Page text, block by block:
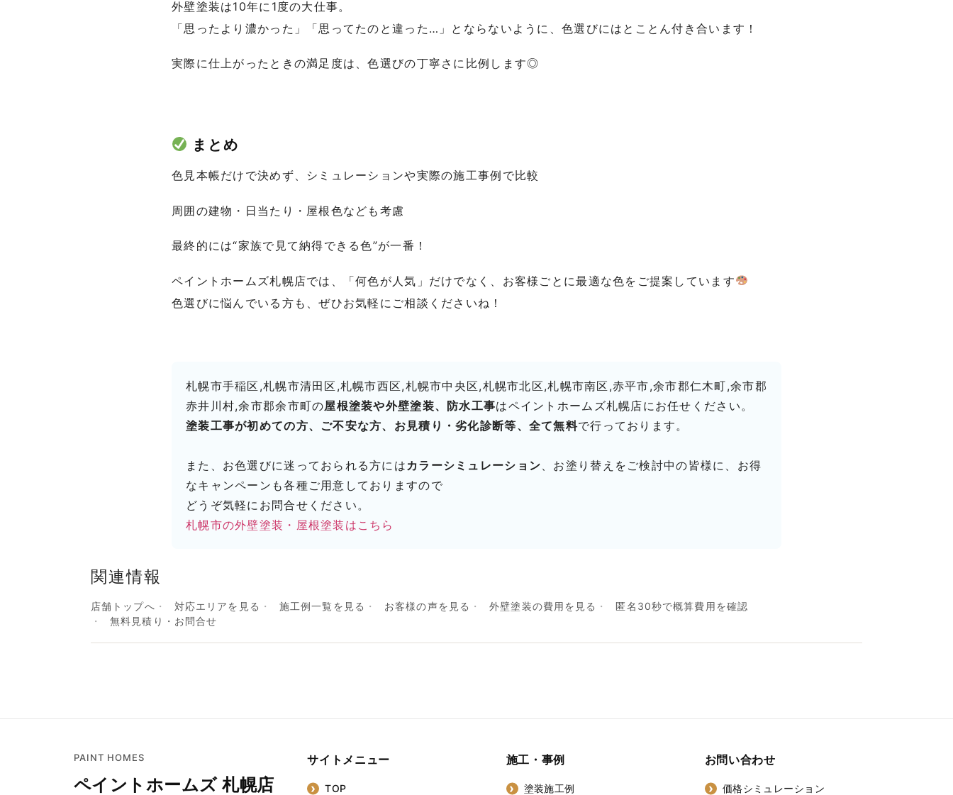
外壁塗装は10年に1度の大仕事。
「思ったより濃かった」「思ってたのと違った…」とならないように、色選びにはとことん付き合います！
実際に仕上がったときの満足度は、色選びの丁寧さに比例します◎
まとめ
色見本帳だけで決めず、シミュレーションや実際の施工事例で比較
周囲の建物・日当たり・屋根色なども考慮
最終的には“家族で見て納得できる色”が一番！
ペイントホームズ札幌店では、「何色が人気」だけでなく、お客様ごとに最適な色をご提案しています
色選びに悩んでいる方も、ぜひお気軽にご相談くださいね！
札幌市手稲区,札幌市清田区,札幌市西区,札幌市中央区,札幌市北区,札幌市南区,赤平市,余市郡仁木町,余市郡
赤井川村,余市郡余市町の屋根塗装や外壁塗装、防水工事はペイントホームズ札幌店にお任せください。
塗装工事が初めての方、ご不安な方、お見積り・劣化診断等、全て無料で行っております。
また、お色選びに迷っておられる方にはカラーシミュレーション、お塗り替えをご検討中の皆様に、お得
なキャンペーンも各種ご用意しておりますので
どうぞ気軽にお問合せください。
札幌市の外壁塗装・屋根塗装はこちら
関連情報
店舗トップへ 対応エリアを見る 施工例一覧を見る お客様の声を見る 外壁塗装の費用を見る
匿名30秒で概算費用を確認
無料見積り・お問合せ
PAINT HOMES
ペイントホームズ 札幌店
サイトメニュー
TOP
施工・事例
塗装施工例
お問い合わせ
価格シミュレーション